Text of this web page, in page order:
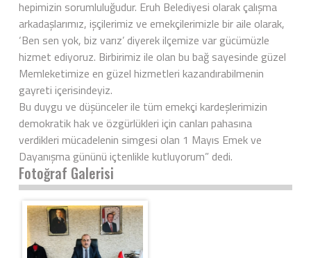
hepimizin sorumluluğudur. Eruh Belediyesi olarak çalışma
arkadaşlarımız, işçilerimiz ve emekçilerimizle bir aile olarak,
‘Ben sen yok, biz varız’ diyerek ilçemize var gücümüzle
hizmet ediyoruz. Birbirimiz ile olan bu bağ sayesinde güzel
Memleketimize en güzel hizmetleri kazandırabilmenin
gayreti içerisindeyiz.
Bu duygu ve düşünceler ile tüm emekçi kardeşlerimizin
demokratik hak ve özgürlükleri için canları pahasına
verdikleri mücadelenin simgesi olan 1 Mayıs Emek ve
Dayanışma gününü içtenlikle kutluyorum” dedi.
Fotoğraf Galerisi